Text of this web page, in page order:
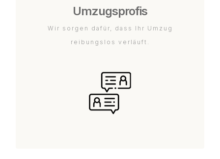
Umzugsprofis
Wir sorgen dafür, dass Ihr Umzug
reibungslos verläuft.